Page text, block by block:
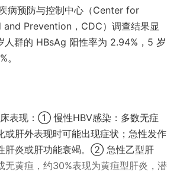
病预防与控制中心（Center for
Prevention，CDC）调查结果显
人群的 HBsAg 阳性率为 2.94%，5 岁
。
表现：① 慢性HBV感染：多数无症
或肝外表现时可能出现症状；急性发作
肝炎或肝功能衰竭。② 急性乙型肝
无黄疸，约30%表现为黄疸型肝炎，潜